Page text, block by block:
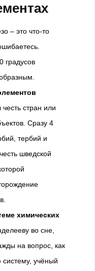
– это что-то
градусов
стран или
Сразу 4
тербий и
шведской
химических
во сне,
на вопрос, как
учёный